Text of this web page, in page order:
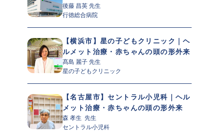
後藤 昌英 先生
行徳総合病院
【横浜市】星の子どもクリニック｜ヘ
ルメット治療・赤ちゃんの頭の形外来
髙島 麗子 先生
星の子どもクリニック
【名古屋市】セントラル小児科｜ヘル
メット治療・赤ちゃんの頭の形外来
森 孝生  先生
セントラル小児科